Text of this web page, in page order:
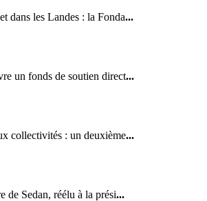
dans les Landes : la Fonda...
un fonds de soutien direct...
collectivités : un deuxième...
Sedan, réélu à la prési...